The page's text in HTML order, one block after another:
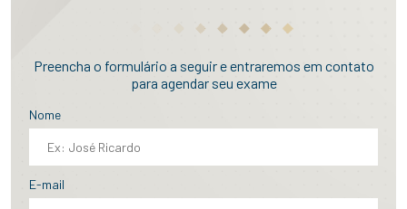
Preencha o formulário a seguir e entraremos em contato
para agendar seu exame
Nome
E-mail